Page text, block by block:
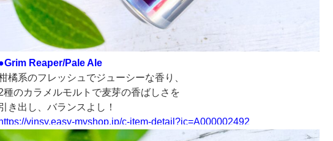
Reaper/Pale Ale
橘系のフレッシュでジューシーな香り、
種のカラメルモルトで麦芽の香ばしさを
き出し、バランスよし！
https://vinsy.easy-myshop.jp/c-item-detail?ic=A000002492